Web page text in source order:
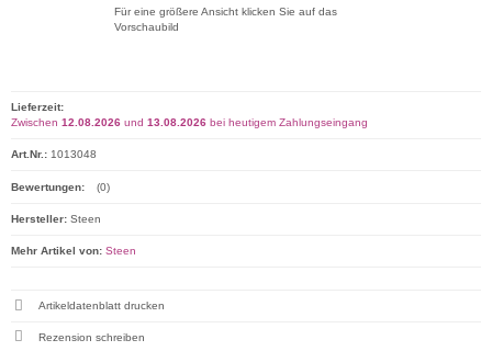
Für eine größere Ansicht klicken Sie auf das
Vorschaubild
Lieferzeit:
Zwischen 12.08.2026 und 13.08.2026 bei heutigem Zahlungseingang
Art.Nr.: 1013048
Bewertungen: (0)
Hersteller: Steen
Mehr Artikel von: Steen
Artikeldatenblatt drucken
Rezension schreiben